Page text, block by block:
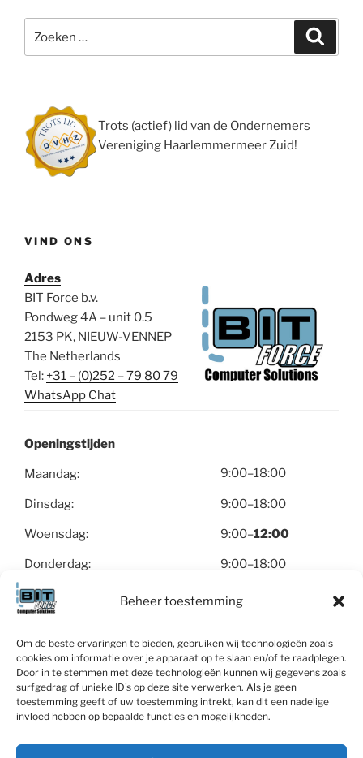
Beheer toestemming
Om de beste ervaringen te bieden, gebruiken wij technologieën zoals
cookies om informatie over je apparaat op te slaan en/of te raadplegen.
Door in te stemmen met deze technologieën kunnen wij gegevens zoals
surfgedrag of unieke ID's op deze site verwerken. Als je geen
toestemming geeft of uw toestemming intrekt, kan dit een nadelige
invloed hebben op bepaalde functies en mogelijkheden.
naar:
Trots (actief) lid van de Ondernemers
Vereniging Haarlemmermeer Zuid!
VIND ONS
Adres
BIT Force b.v.
Pondweg 4A – unit 0.5
2153 PK, NIEUW-VENNEP
The Netherlands
Tel: +31 – (0)252 – 79 80 79
WhatsApp Chat
Openingstijden
Maandag: 9:00–18:00
Dinsdag: 9:00–18:00
Woensdag: 9:00–12:00
Donderdag: 9:00–18:00
Vrijdag: 9:00–18:00
Contact